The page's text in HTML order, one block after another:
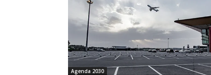
Agenda 2030